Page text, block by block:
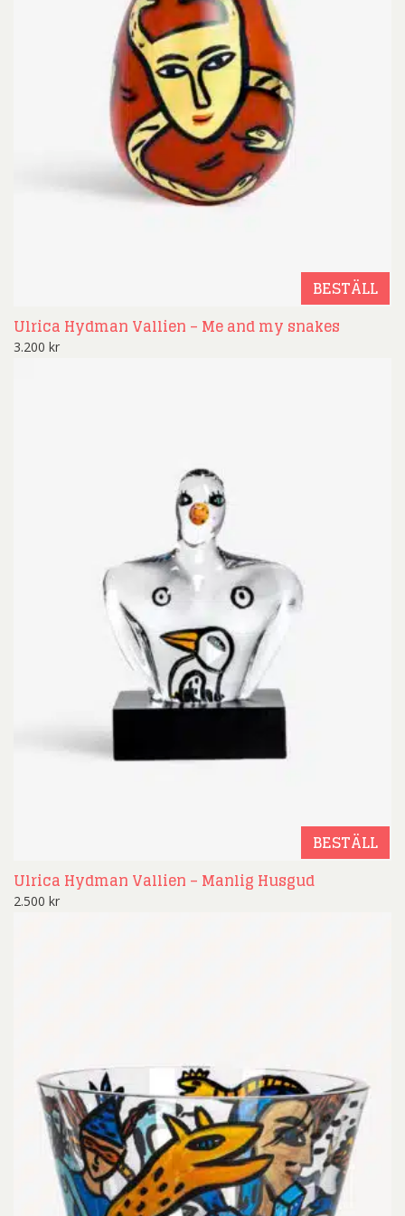
BESTÄLL
Ulrica Hydman Vallien – Me and my snakes
3.200 kr
BESTÄLL
Ulrica Hydman Vallien – Manlig Husgud
2.500 kr